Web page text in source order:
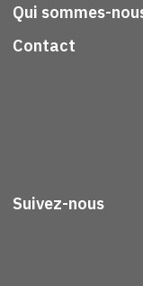
Qui sommes-
Contact
Suivez-nous